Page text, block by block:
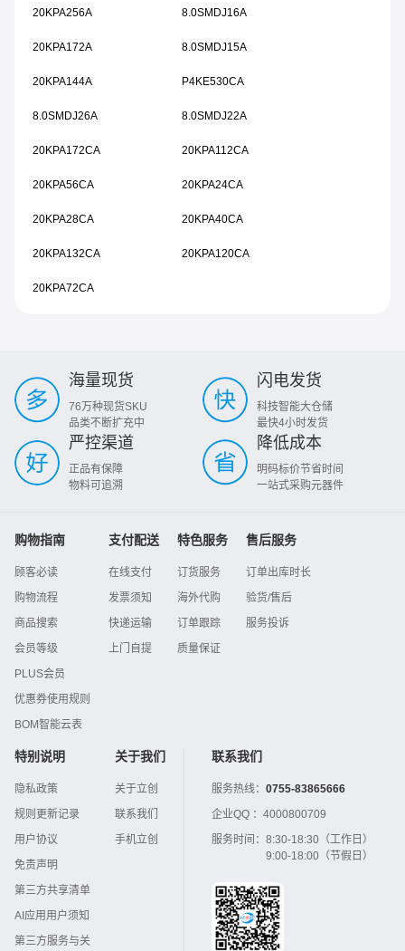
20KPA256A 8.0SMDJ16A
20KPA172A 8.0SMDJ15A
20KPA144A P4KE530CA
8.0SMDJ26A 8.0SMDJ22A
20KPA172CA 20KPA112CA
20KPA56CA 20KPA24CA
20KPA28CA 20KPA40CA
20KPA132CA 20KPA120CA
20KPA72CA
海量现货
76万种现货SKU
品类不断扩充中
闪电发货
科技智能大仓储
最快4小时发货
严控渠道
正品有保障
物料可追溯
降低成本
明码标价节省时间
一站式采购元器件
购物指南
顾客必读
购物流程
商品搜索
会员等级
PLUS会员
优惠券使用规则
BOM智能云表
支付配送
在线支付
发票须知
快递运输
上门自提
特色服务
订货服务
海外代购
订单跟踪
质量保证
售后服务
订单出库时长
验货/售后
服务投诉
特别说明
隐私政策
规则更新记录
用户协议
免责声明
第三方共享清单
AI应用用户须知
第三方服务与关
关于我们
关于立创
联系我们
手机立创
联系我们
服务热线： 0755-83865666
企业QQ ： 4000800709
服务时间： 8:30-18:30（工作日）
9:00-18:00（节假日）